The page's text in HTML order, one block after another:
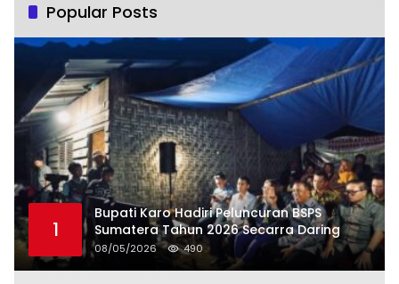
Popular Posts
1
Bupati Karo Hadiri Peluncuran BSPS
Sumatera Tahun 2026 Secarra Daring
08/05/2026 490